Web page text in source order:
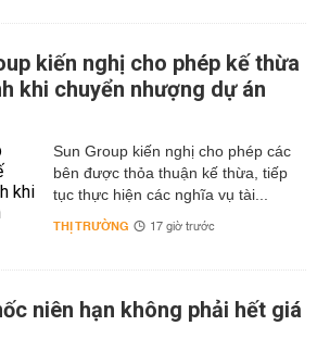
kiến nghị cho phép kế thừa
khi chuyển nhượng dự án
Sun Group kiến nghị cho phép các
bên được thỏa thuận kế thừa, tiếp
tục thực hiện các nghĩa vụ tài...
THỊ TRƯỜNG 17 giờ trước
niên hạn không phải hết giá